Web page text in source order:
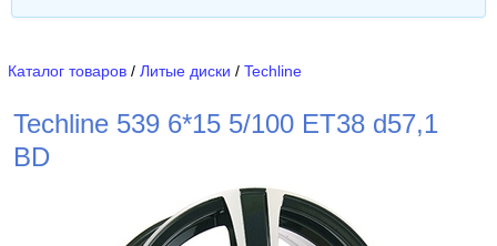
Каталог товаров / Литые диски / Techline
Techline 539 6*15 5/100 ET38 d57,1
BD